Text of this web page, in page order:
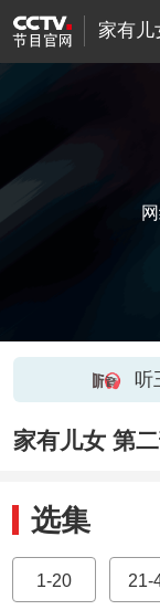
家有儿
听
家有儿女 第
选集
1-20 21-